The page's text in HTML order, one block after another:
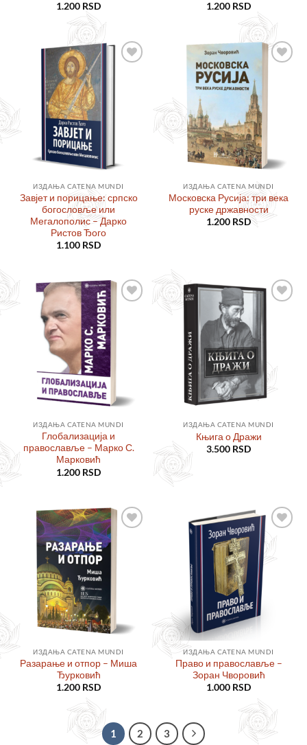
1.200 RSD
1.200 RSD
ИЗДАЊА CATENA MUNDI
Завјет и порицање: српско
богословље или
Мегалополис – Дарко
Ристов Ђого
1.100 RSD
ИЗДАЊА CATENA MUNDI
Московска Русија: три века
руске државности
1.200 RSD
Додајте
ИЗДАЊА CATENA MUNDI
Глобализација и
православље – Марко С.
Марковић
1.200 RSD
у листу
ИЗДАЊА CATENA MUNDI
Књига о Дражи
3.500 RSD
Додајте
ИЗДАЊА CATENA MUNDI
Разарање и отпор – Миша
Ђурковић
1.200 RSD
Додајте
у листу
жеља
ИЗДАЊА CATENA MUNDI
Право и православље –
Зоран Чворовић
1.000 RSD
1 2 3